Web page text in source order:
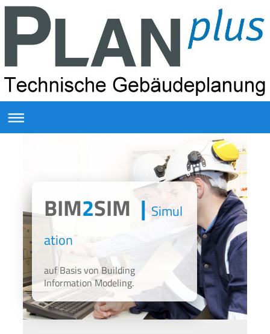
BIM2SIM|Simul
ation
auf Basis von Building
Information Modeling.